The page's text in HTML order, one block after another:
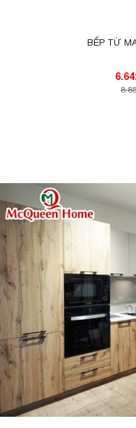
THÔNG
Bếp từ Canzy
là 2000W
công suất là
năng
tránh quá tải.
Bếp từ Canzy
tiêu thụ điện
từ điều
BẾP TỪ